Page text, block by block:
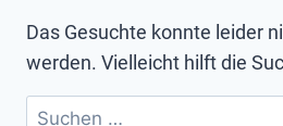
Das Gesuchte konnte leider
werden. Vielleicht hilft die